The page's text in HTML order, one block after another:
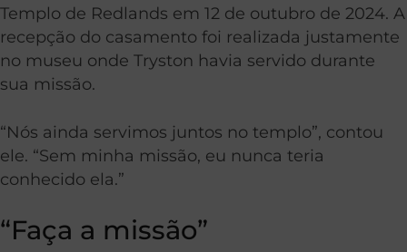
Templo de Redlands em 12 de outubro de 2024. A
recepção do casamento foi realizada justamente
no museu onde Tryston havia servido durante
sua missão.
“Nós ainda servimos juntos no templo”, contou
ele. “Sem minha missão, eu nunca teria
conhecido ela.”
“Faça a missão”